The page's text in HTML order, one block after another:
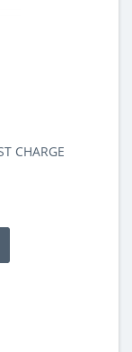
CHARGE